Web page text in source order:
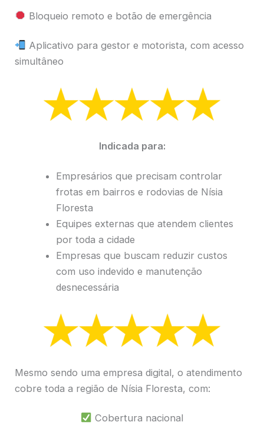
Bloqueio remoto e botão de emergência
Aplicativo para gestor e motorista, com acesso
simultâneo
Indicada para:
Empresários que precisam controlar
frotas em bairros e rodovias de Nísia
Floresta
Equipes externas que atendem clientes
por toda a cidade
Empresas que buscam reduzir custos
com uso indevido e manutenção
desnecessária
Mesmo sendo uma empresa digital, o atendimento
cobre toda a região de Nísia Floresta, com:
Cobertura nacional